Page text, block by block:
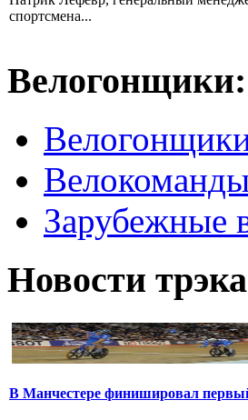
спортсмена...
Велогонщики:
Зарубежные
Новости
В Манчестере финишировал